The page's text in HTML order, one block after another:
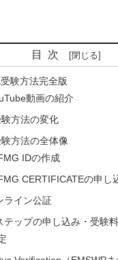
目次
験方法完全版
動画の紹介
方法の変化
方法の全体像
IDの作成
CERTIFICATEの申し
ライン公証
テップの申し込み・受験